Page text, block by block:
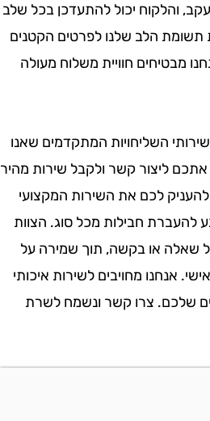
יכול להתעדכן בכל שלב
הלב שלנו לפרטים הקטנים
חוויית משלוח מעולה
השליחויות המתקדמים שאנו
ליצור קשר ולקבל שירות מהיר,
לכם את השירות המקצועי
חבילות מכל סוג. הצוות
או בקשה, תוך שמירה על
מחויבים לשירות איכותי
צרו קשר ונשמח לשרת